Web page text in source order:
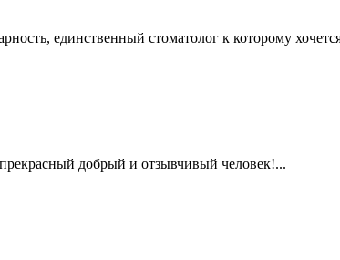
единственный стоматолог к которому
добрый и отзывчивый человек!...